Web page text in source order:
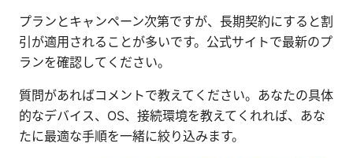
プランとキャンペーン次第ですが、長期契約にすると割
引が適用されることが多いです。公式サイトで最新のプ
ランを確認してください。
質問があればコメントで教えてください。あなたの具体
的なデバイス、OS、接続環境を教えてくれれば、あな
たに最適な手順を一緒に絞り込みます。